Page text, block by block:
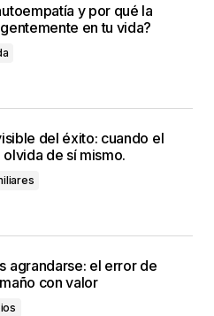
y por qué la
en tu vida?
del éxito: cuando el
de sí mismo.
agrandarse: el error de
con valor